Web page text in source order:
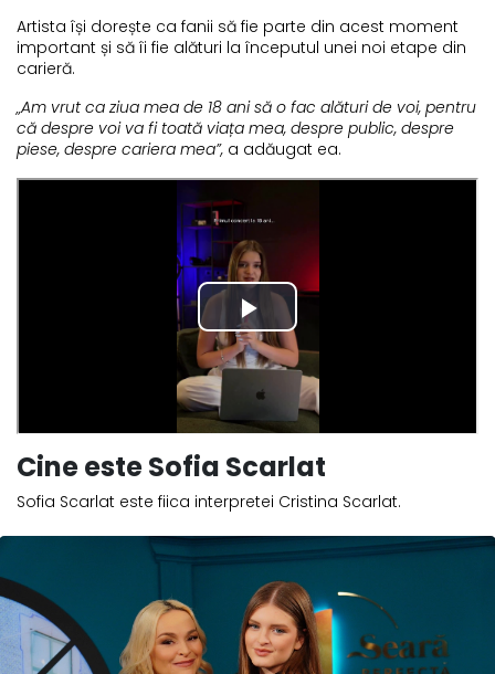
Artista își dorește ca fanii să fie parte din acest moment
important și să îi fie alături la începutul unei noi etape din
carieră.
„Am vrut ca ziua mea de 18 ani să o fac alături de voi, pentru
că despre voi va fi toată viața mea, despre public, despre
piese, despre cariera mea”, a adăugat ea.
Cine este Sofia Scarlat
Sofia Scarlat este fiica interpretei Cristina Scarlat.